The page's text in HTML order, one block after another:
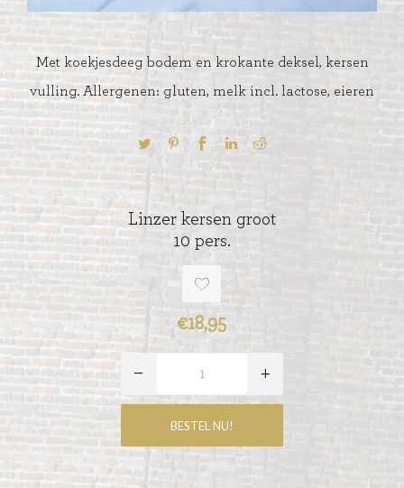
Met koekjesdeeg bodem en krokante deksel, kersen
vulling. Allergenen: gluten, melk incl. lactose, eieren
Linzer kersen groot
10 pers.
€18,95